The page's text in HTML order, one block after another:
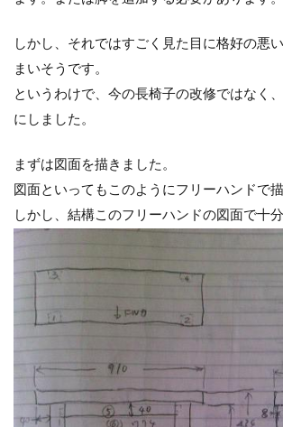
しかし、それではすごく見た目に格好の悪
まいそうです。
というわけで、今の長椅子の改修ではなく
にしました。
まずは図面を描きました。
図面といってもこのようにフリーハンドで
しかし、結構このフリーハンドの図面で十分